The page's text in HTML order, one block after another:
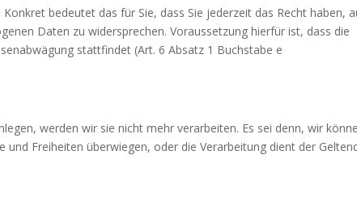
bedeutet das für Sie, dass Sie jederzeit das Recht haben,
Daten zu widersprechen. Voraussetzung hierfür ist, dass die
stattfindet (Art. 6 Absatz 1 Buchstabe e
werden wir sie nicht mehr verarbeiten. Es sei denn, wir
Freiheiten überwiegen, oder die Verarbeitung dient der